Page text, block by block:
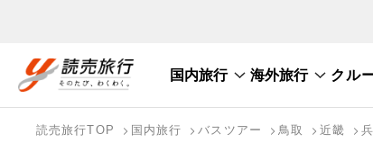
国内旅行 海外旅行 クル
国内旅行トップ
海外旅行トップ
読売旅行TOP 国内旅行 バスツアー 鳥取 近畿